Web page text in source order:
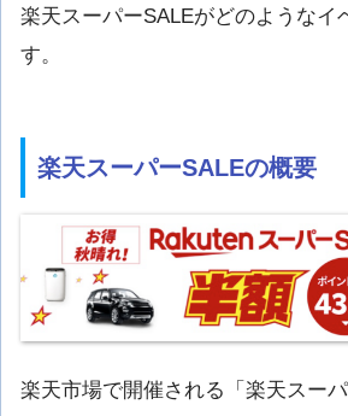
楽天スーパーSALEがどのようなイ
す。
楽天スーパーSALEの概要
楽天市場で開催される「楽天スー